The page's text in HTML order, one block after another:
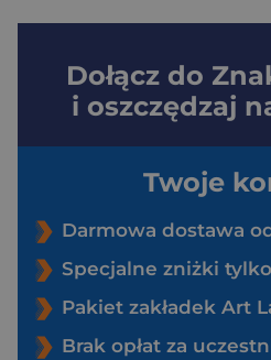
Dołącz do
i oszczędzaj
Twoje
Darmowa dostawa
Specjalne zniżki
Pakiet zakładek Art
Brak opłat za